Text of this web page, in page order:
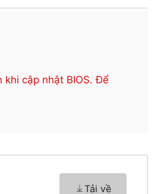
khi cập nhật BIOS. Để
Tải về